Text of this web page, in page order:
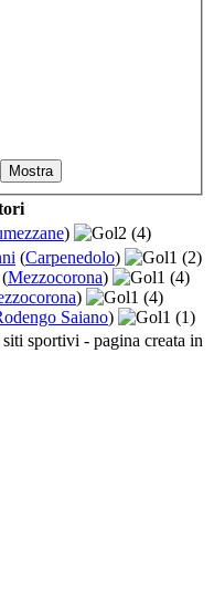
) 2 (4)
(Carpenedolo) 1 (2)
(Mezzocorona) 1 (4)
) 1 (4)
Saiano) 1 (1)
sportivi - pagina creata in